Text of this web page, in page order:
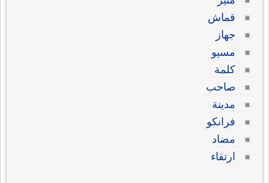
قماش
جهاز
مسيو
كلمة
صاحب
مدينة
فرانكو
مضاد
ارتقاء